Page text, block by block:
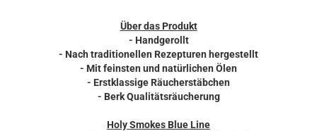
Über das Produkt
- Handgerollt
- Nach traditionellen Rezepturen hergestellt
- Mit feinsten und natürlichen Ölen
- Erstklassige Räucherstäbchen
- Berk Qualitätsräucherung
Holy Smokes Blue Line